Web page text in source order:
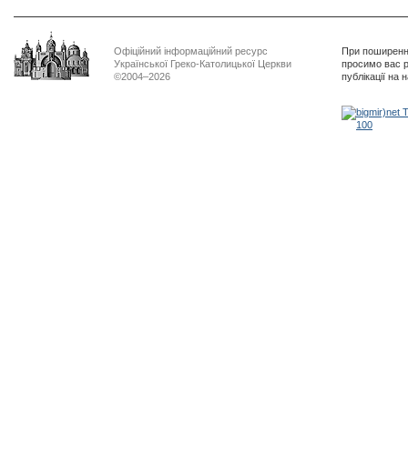
Офіційний інформаційний ресурс
Української Греко-Католицької Церкви
©2004–2026
При
просимо вас
публікації на